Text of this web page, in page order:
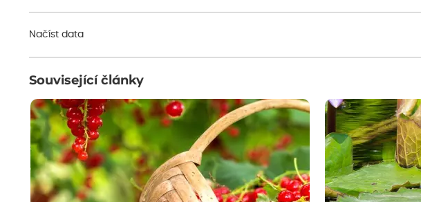
Načíst data
Související články